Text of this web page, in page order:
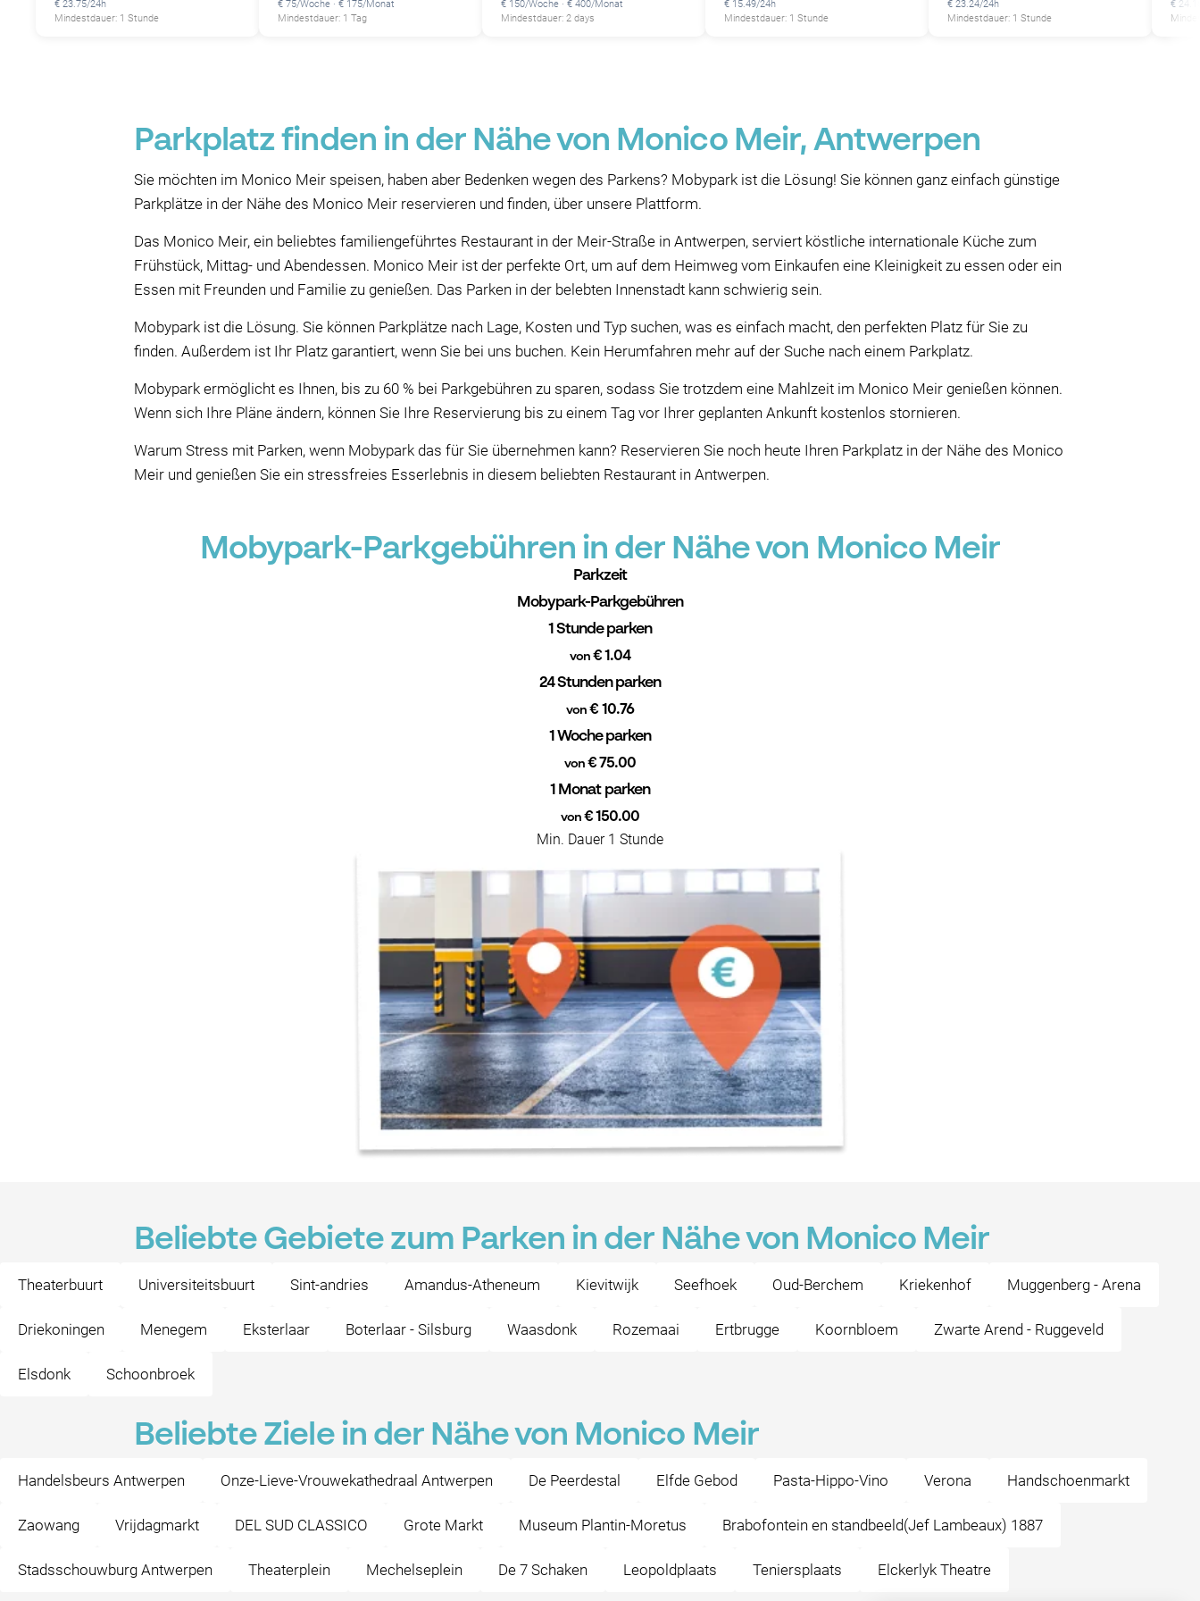
€ 23.75/24h
Mindestdauer: 1 Stunde
€ 75/Woche · € 175/Monat
Mindestdauer: 1 Tag
€ 150/Woche · € 400/Monat
Mindestdauer: 2 days
€ 15.49/24h
Mindestdauer: 1 Stunde
€ 23.24/24h
Mindestdauer: 1 Stunde
€
Parkplatz finden in der Nähe von Monico Meir, Antwerpen
Sie möchten im Monico Meir speisen, haben aber Bedenken wegen des Parkens? Mobypark ist die Lösung! Sie können ganz einfach günstige
Parkplätze in der Nähe des Monico Meir reservieren und finden, über unsere Plattform.
Das Monico Meir, ein beliebtes familiengeführtes Restaurant in der Meir-Straße in Antwerpen, serviert köstliche internationale Küche zum
Frühstück, Mittag- und Abendessen. Monico Meir ist der perfekte Ort, um auf dem Heimweg vom Einkaufen eine Kleinigkeit zu essen oder ein
Essen mit Freunden und Familie zu genießen. Das Parken in der belebten Innenstadt kann schwierig sein.
Mobypark ist die Lösung. Sie können Parkplätze nach Lage, Kosten und Typ suchen, was es einfach macht, den perfekten Platz für Sie zu
finden. Außerdem ist Ihr Platz garantiert, wenn Sie bei uns buchen. Kein Herumfahren mehr auf der Suche nach einem Parkplatz.
Mobypark ermöglicht es Ihnen, bis zu 60 % bei Parkgebühren zu sparen, sodass Sie trotzdem eine Mahlzeit im Monico Meir genießen können.
Wenn sich Ihre Pläne ändern, können Sie Ihre Reservierung bis zu einem Tag vor Ihrer geplanten Ankunft kostenlos stornieren.
Warum Stress mit Parken, wenn Mobypark das für Sie übernehmen kann? Reservieren Sie noch heute Ihren Parkplatz in der Nähe des Monico
Meir und genießen Sie ein stressfreies Esserlebnis in diesem beliebten Restaurant in Antwerpen.
Mobypark-Parkgebühren in der Nähe von Monico Meir
Parkzeit
Mobypark-Parkgebühren
1 Stunde parken
von€ 1.04
24 Stunden parken
von € 10.76
1 Woche parken
von€ 75.00
1 Monat parken
von€ 150.00
Min. Dauer 1 Stunde
Beliebte Gebiete zum Parken in der Nähe von Monico Meir
Theaterbuurt Universiteitsbuurt Sint-andries Amandus-Atheneum Kievitwijk Seefhoek Oud-Berchem Kriekenhof Muggenberg - Arena
Driekoningen Menegem Eksterlaar Boterlaar - Silsburg Waasdonk Rozemaai Ertbrugge Koornbloem Zwarte Arend - Ruggeveld
Elsdonk Schoonbroek
Beliebte Ziele in der Nähe von Monico Meir
Handelsbeurs Antwerpen Onze-Lieve-Vrouwekathedraal Antwerpen De Peerdestal Elfde Gebod Pasta-Hippo-Vino Verona Handschoenmarkt
Zaowang Vrijdagmarkt DEL SUD CLASSICO Grote Markt Museum Plantin-Moretus Brabofontein en standbeeld(Jef Lambeaux) 1887
Stadsschouwburg Antwerpen Theaterplein Mechelseplein De 7 Schaken Leopoldplaats Teniersplaats Elckerlyk Theatre